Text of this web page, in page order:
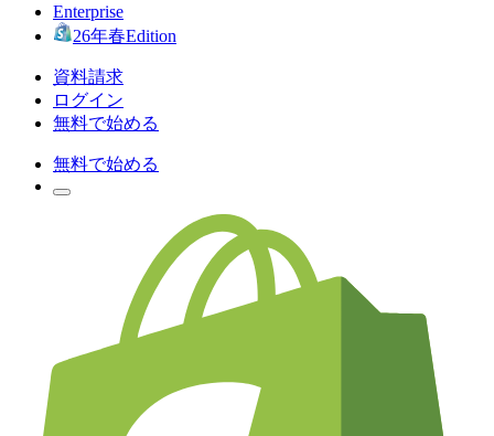
Enterprise
26年春Edition
資料請求
ログイン
無料で始める
無料で始める